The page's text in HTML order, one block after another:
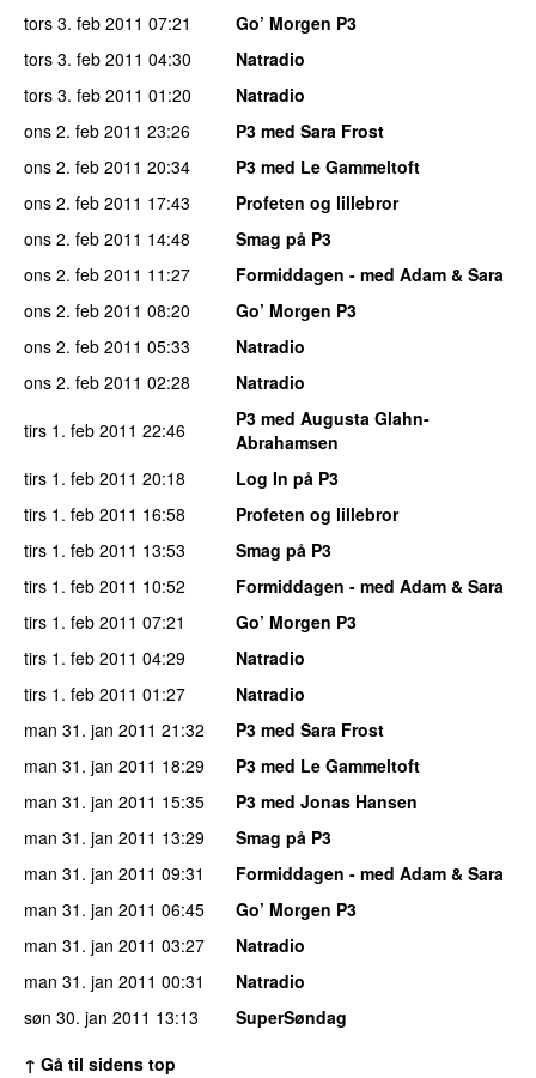
tors 3. feb 2011 07:21
Go’ Morgen P3
tors 3. feb 2011 04:30
Natradio
tors 3. feb 2011 01:20
Natradio
ons 2. feb 2011 23:26
P3 med Sara Frost
ons 2. feb 2011 20:34
P3 med Le Gammeltoft
ons 2. feb 2011 17:43
Profeten og lillebror
ons 2. feb 2011 14:48
Smag på P3
ons 2. feb 2011 11:27
Formiddagen - med Adam & Sara
ons 2. feb 2011 08:20
Go’ Morgen P3
ons 2. feb 2011 05:33
Natradio
ons 2. feb 2011 02:28
Natradio
tirs 1. feb 2011 22:46
P3 med Augusta Glahn-
Abrahamsen
tirs 1. feb 2011 20:18
Log In på P3
tirs 1. feb 2011 16:58
Profeten og lillebror
tirs 1. feb 2011 13:53
Smag på P3
tirs 1. feb 2011 10:52
Formiddagen - med Adam & Sara
tirs 1. feb 2011 07:21
Go’ Morgen P3
tirs 1. feb 2011 04:29
Natradio
tirs 1. feb 2011 01:27
Natradio
man 31. jan 2011 21:32
P3 med Sara Frost
man 31. jan 2011 18:29
P3 med Le Gammeltoft
man 31. jan 2011 15:35
P3 med Jonas Hansen
man 31. jan 2011 13:29
Smag på P3
man 31. jan 2011 09:31
Formiddagen - med Adam & Sara
man 31. jan 2011 06:45
Go’ Morgen P3
man 31. jan 2011 03:27
Natradio
man 31. jan 2011 00:31
Natradio
søn 30. jan 2011 13:13
SuperSøndag
↑ Gå til sidens top